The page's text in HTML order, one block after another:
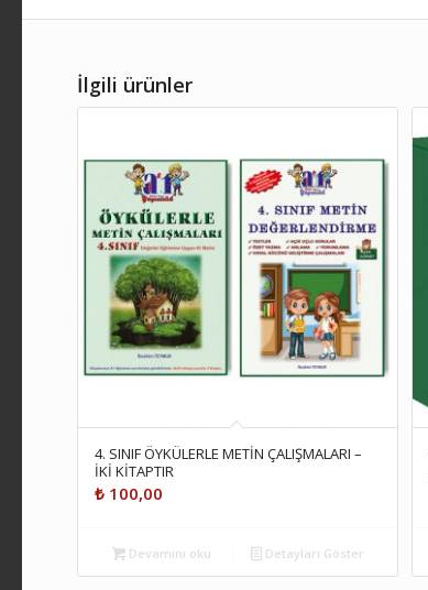
İlgili ürünler
4. SINIF ÖYKÜLERLE METİN ÇALIŞMALARI –
İKİ KİTAPTIR
₺ 100,00
Devamını oku Detayları Göster